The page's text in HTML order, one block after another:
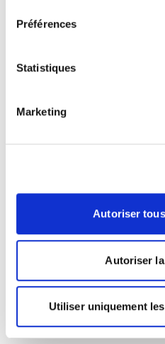
Préférences
Statistiques
Marketing
Autoriser
Autoriser
Utiliser uniquement